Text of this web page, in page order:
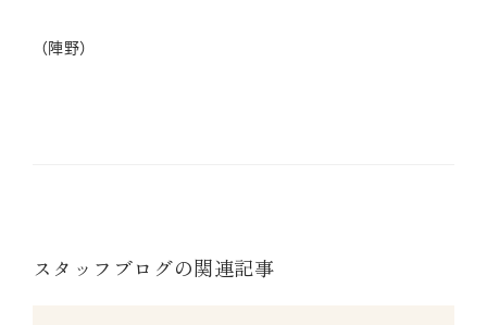
（陣野）
スタッフブログの関連記事